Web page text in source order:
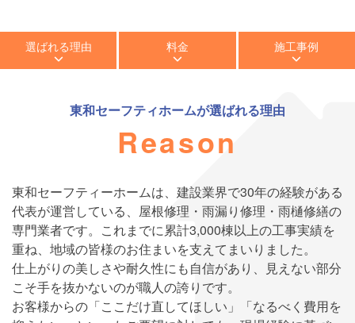
選ばれる理由 料金 施工事例
東和セーフティホームが選ばれる理由
Reason
東和セーフティーホームは、建設業界で30年の経験がある
代表が運営している、屋根修理・雨漏り修理・雨樋修繕の
専門業者です。これまでに累計3,000棟以上の工事実績を
重ね、地域の皆様のお住まいを支えてまいりました。
仕上がりの美しさや耐久性にも自信があり、見えない部分
こそ手を抜かないのが職人の誇りです。
お客様からの「ここだけ直してほしい」「なるべく費用を